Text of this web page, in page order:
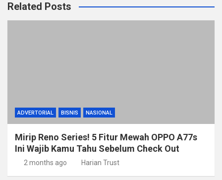
Related Posts
ADVERTORIAL BISNIS NASIONAL
Mirip Reno Series! 5 Fitur Mewah OPPO A77s
Ini Wajib Kamu Tahu Sebelum Check Out
2 months ago Harian Trust